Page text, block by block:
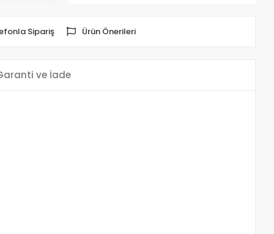
Sipariş Ürün Önerileri
ve İade